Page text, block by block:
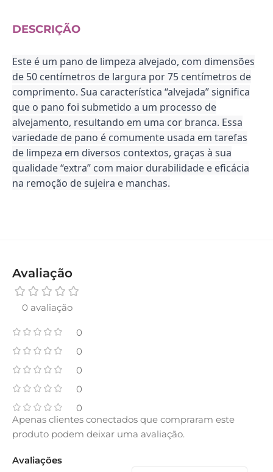
DESCRIÇÃO
Este é um pano de limpeza alvejado, com dimensões
de 50 centímetros de largura por 75 centímetros de
comprimento. Sua característica “alvejada” significa
que o pano foi submetido a um processo de
alvejamento, resultando em uma cor branca. Essa
variedade de pano é comumente usada em tarefas
de limpeza em diversos contextos, graças à sua
qualidade “extra” com maior durabilidade e eficácia
na remoção de sujeira e manchas.
Avaliação
0 avaliação
0
0
0
0
0
Avaliações
Apenas clientes conectados que compraram este
produto podem deixar uma avaliação.